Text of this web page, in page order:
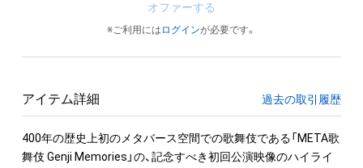
オファーする
※ご利用には ログインが必要です。
アイテム詳細 過去の取引履歴
400年の歴史上初のメタバース空間での歌舞伎である「META歌
舞伎 Genji Memories」の、記念すべき初回公演映像のハイライ